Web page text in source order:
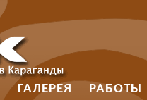
ГАЛЕРЕЯ РАБОТЫ